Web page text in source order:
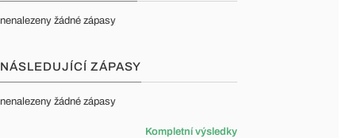
nenalezeny žádné zápasy
NÁSLEDUJÍCÍ ZÁPASY
nenalezeny žádné zápasy
Kompletní výsledky